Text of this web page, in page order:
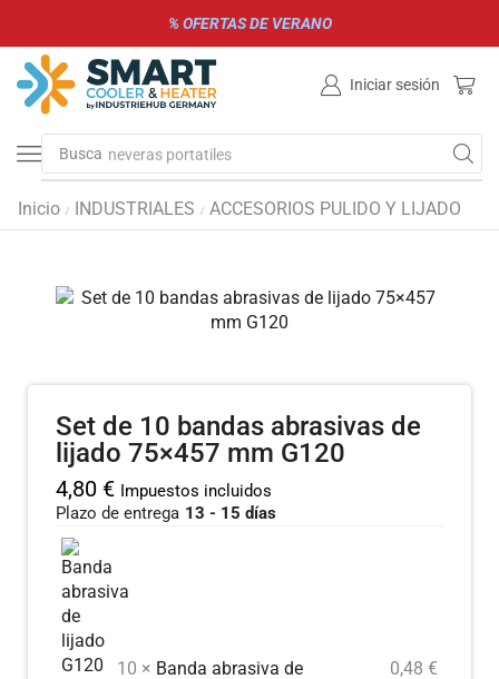
% OFERTAS DE VERANO
Iniciar sesión
Busca neveras portatiles
Inicio / INDUSTRIALES / ACCESORIOS PULIDO Y LIJADO
Set de 10 bandas abrasivas de
lijado 75×457 mm G120
4,80 € Impuestos incluidos
Plazo de entrega 13 - 15 días
10 × Banda abrasiva de
0,48 €